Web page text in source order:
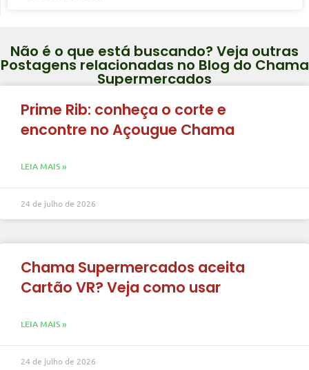
Não é o que está buscando? Veja outras
Postagens relacionadas no Blog do Chama
Supermercados
Prime Rib: conheça o corte e
encontre no Açougue Chama
LEIA MAIS »
24 de julho de 2026
Chama Supermercados aceita
Cartão VR? Veja como usar
LEIA MAIS »
24 de julho de 2026